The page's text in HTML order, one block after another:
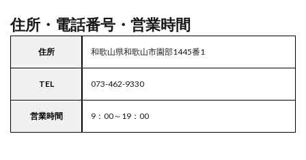
住所・電話番号・営業時間
住所 和歌山県和歌山市園部1445番1
TEL 073-462-9330
営業時間 9：00～19：00